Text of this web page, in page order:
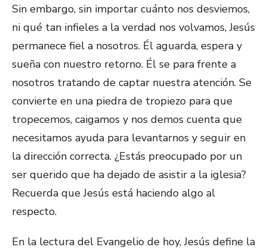
Sin embargo, sin importar cuánto nos desviemos,
ni qué tan infieles a la verdad nos volvamos, Jesús
permanece fiel a nosotros. Él aguarda, espera y
sueña con nuestro retorno. Él se para frente a
nosotros tratando de captar nuestra atención. Se
convierte en una piedra de tropiezo para que
tropecemos, caigamos y nos demos cuenta que
necesitamos ayuda para levantarnos y seguir en
la dirección correcta. ¿Estás preocupado por un
ser querido que ha dejado de asistir a la iglesia?
Recuerda que Jesús está haciendo algo al
respecto.
En la lectura del Evangelio de hoy, Jesús define la